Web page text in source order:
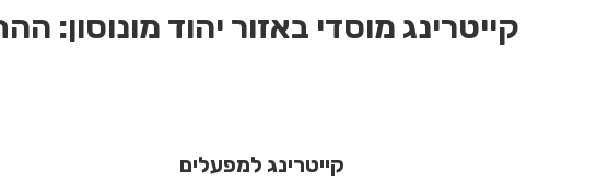
קייטרינג מוסדי באזור יהוד מונוסון:
קייטרינג למפעלים